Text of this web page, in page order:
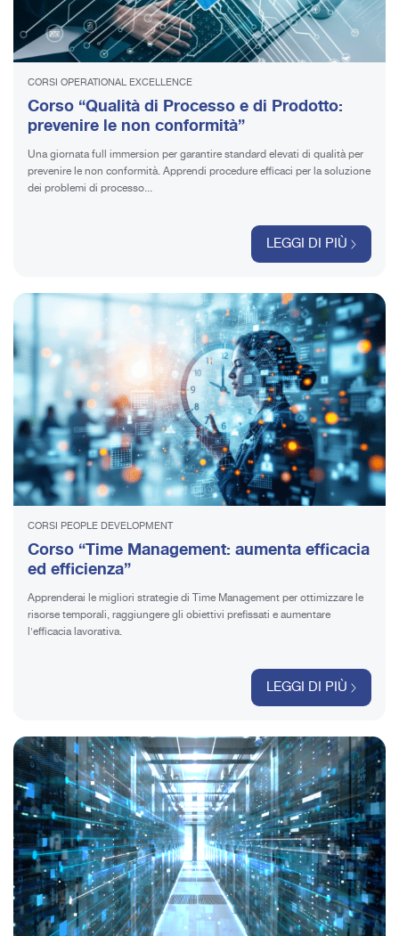
CORSI OPERATIONAL EXCELLENCE
Corso “Qualità di Processo e di Prodotto:
prevenire le non conformità”
Una giornata full immersion per garantire standard elevati di qualità per
prevenire le non conformità. Apprendi procedure efficaci per la soluzione
dei problemi di processo...
LEGGI DI PIÙ
CORSI PEOPLE DEVELOPMENT
Corso “Time Management: aumenta efficacia
ed efficienza”
Apprenderai le migliori strategie di Time Management per ottimizzare le
risorse temporali, raggiungere gli obiettivi prefissati e aumentare
l'efficacia lavorativa.
LEGGI DI PIÙ